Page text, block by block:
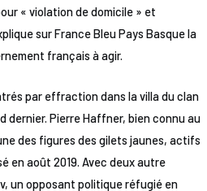
« violation de domicile » et
sur France Bleu Pays Basque la
français à agir.
par effraction dans la villa du clan
dernier. Pierre Haffner, bien connu au
des figures des gilets jaunes, actifs
en août 2019. Avec deux autre
un opposant politique réfugié en